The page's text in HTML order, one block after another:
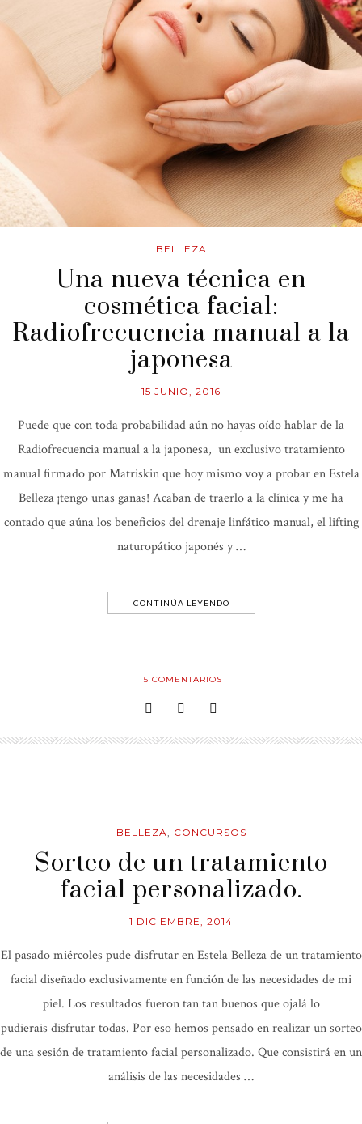
BELLEZA
Una nueva técnica en
cosmética facial:
Radiofrecuencia manual a la
japonesa
15 JUNIO, 2016
Puede que con toda probabilidad aún no hayas oído hablar de la
Radiofrecuencia manual a la japonesa, un exclusivo tratamiento
manual firmado por Matriskin que hoy mismo voy a probar en Estela
Belleza ¡tengo unas ganas! Acaban de traerlo a la clínica y me ha
contado que aúna los beneficios del drenaje linfático manual, el lifting
naturopático japonés y …
CONTINÚA LEYENDO
5 COMENTARIOS
BELLEZA, CONCURSOS
Sorteo de un tratamiento
facial personalizado.
1 DICIEMBRE, 2014
El pasado miércoles pude disfrutar en Estela Belleza de un tratamiento
facial diseñado exclusivamente en función de las necesidades de mi
piel. Los resultados fueron tan tan buenos que ojalá lo
pudierais disfrutar todas. Por eso hemos pensado en realizar un sorteo
de una sesión de tratamiento facial personalizado. Que consistirá en un
análisis de las necesidades …